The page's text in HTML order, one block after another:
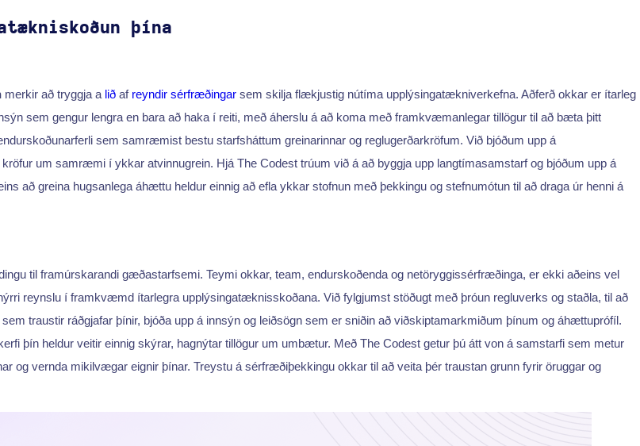
þína
merkir að tryggja a lið af reyndir sérfræðingar sem skilja flækjustig nútíma upplýsingatækniverkefna. Aðferð okkar er ítarleg
sem gengur lengra en bara að haka í reiti, með áherslu á að koma með framkvæmanlegar tillögur til að bæta þitt
sem samræmist bestu starfsháttum greinarinnar og reglugerðarkröfum. Við bjóðum upp á
um samræmi í ykkar atvinnugrein. Hjá The Codest trúum við á að byggja upp langtímasamstarf og bjóðum upp á
að greina hugsanlega áhættu heldur einnig að efla ykkar stofnun með þekkingu og stefnumótun til að draga úr henni á
til framúrskarandi gæðastarfsemi. Teymi okkar, team, endurskoðenda og netöryggissérfræðinga, er ekki aðeins vel
reynslu í framkvæmd ítarlegra upplýsingatæknisskoðana. Við fylgjumst stöðugt með þróun regluverks og staðla, til að
traustir ráðgjafar þínir, bjóða upp á innsýn og leiðsögn sem er sniðin að viðskiptamarkmiðum þínum og áhættuprófíl.
þín heldur veitir einnig skýrar, hagnýtar tillögur um umbætur. Með The Codest getur þú átt von á samstarfi sem metur
og vernda mikilvægar eignir þínar. Treystu á sérfræðiþekkingu okkar til að veita þér traustan grunn fyrir öruggar og